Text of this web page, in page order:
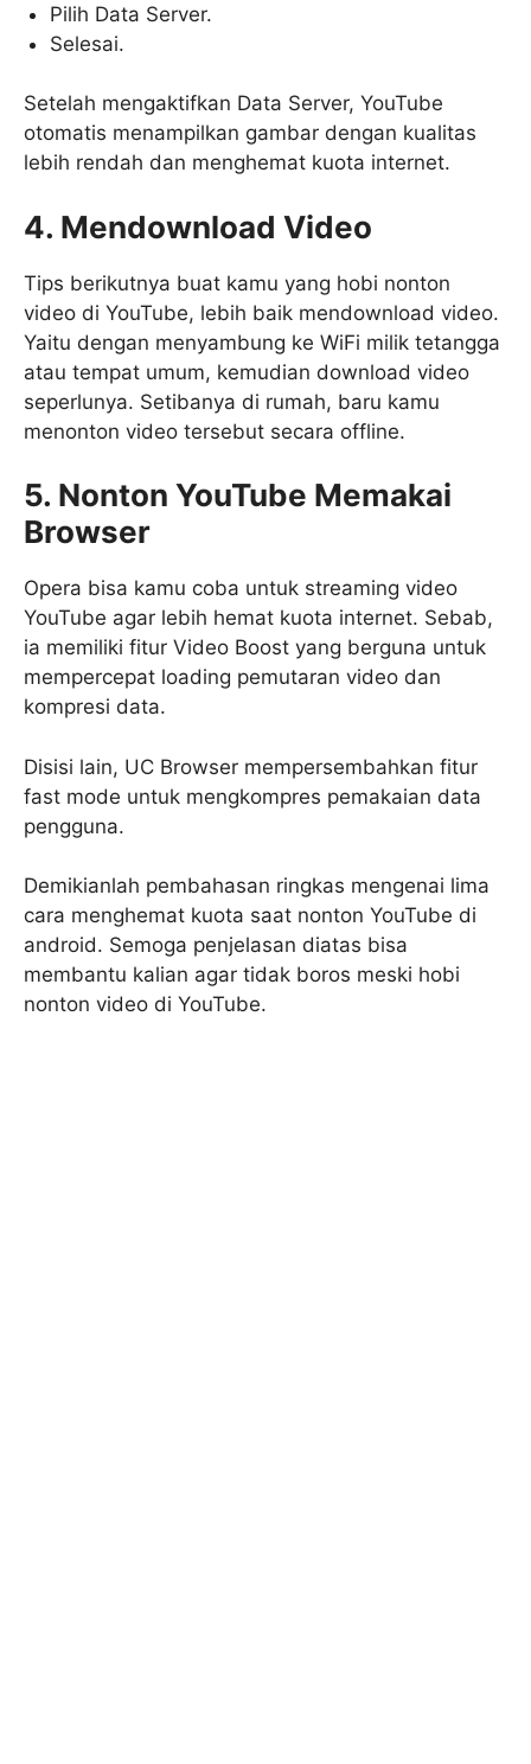
Pilih Data Server.
Selesai.
Setelah mengaktifkan Data Server, YouTube
otomatis menampilkan gambar dengan kualitas
lebih rendah dan menghemat kuota internet.
4. Mendownload Video
Tips berikutnya buat kamu yang hobi nonton
video di YouTube, lebih baik mendownload video.
Yaitu dengan menyambung ke WiFi milik tetangga
atau tempat umum, kemudian download video
seperlunya. Setibanya di rumah, baru kamu
menonton video tersebut secara offline.
5. Nonton YouTube Memakai
Browser
Opera bisa kamu coba untuk streaming video
YouTube agar lebih hemat kuota internet. Sebab,
ia memiliki fitur Video Boost yang berguna untuk
mempercepat loading pemutaran video dan
kompresi data.
Disisi lain, UC Browser mempersembahkan fitur
fast mode untuk mengkompres pemakaian data
pengguna.
Demikianlah pembahasan ringkas mengenai lima
cara menghemat kuota saat nonton YouTube di
android. Semoga penjelasan diatas bisa
membantu kalian agar tidak boros meski hobi
nonton video di YouTube.